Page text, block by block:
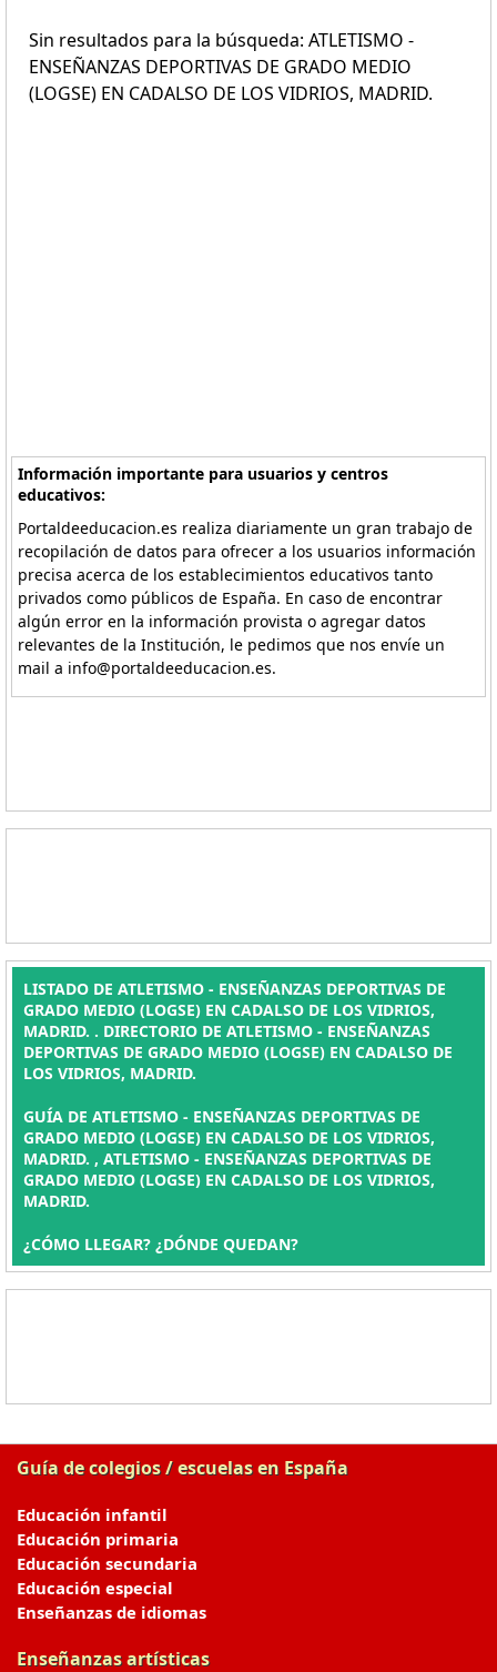
Sin resultados para la búsqueda: ATLETISMO -
ENSEÑANZAS DEPORTIVAS DE GRADO MEDIO
(LOGSE) EN CADALSO DE LOS VIDRIOS, MADRID.
Información importante para usuarios y centros
educativos:
Portaldeeducacion.es realiza diariamente un gran trabajo de
recopilación de datos para ofrecer a los usuarios información
precisa acerca de los establecimientos educativos tanto
privados como públicos de España. En caso de encontrar
algún error en la información provista o agregar datos
relevantes de la Institución, le pedimos que nos envíe un
mail a info@portaldeeducacion.es.
LISTADO DE ATLETISMO - ENSEÑANZAS DEPORTIVAS DE
GRADO MEDIO (LOGSE) EN CADALSO DE LOS VIDRIOS,
MADRID. . DIRECTORIO DE ATLETISMO - ENSEÑANZAS
DEPORTIVAS DE GRADO MEDIO (LOGSE) EN CADALSO DE
LOS VIDRIOS, MADRID.
GUÍA DE ATLETISMO - ENSEÑANZAS DEPORTIVAS DE
GRADO MEDIO (LOGSE) EN CADALSO DE LOS VIDRIOS,
MADRID. , ATLETISMO - ENSEÑANZAS DEPORTIVAS DE
GRADO MEDIO (LOGSE) EN CADALSO DE LOS VIDRIOS,
MADRID.
¿CÓMO LLEGAR? ¿DÓNDE QUEDAN?
Guía de colegios / escuelas en España
Educación infantil
Educación primaria
Educación secundaria
Educación especial
Enseñanzas de idiomas
Enseñanzas artísticas